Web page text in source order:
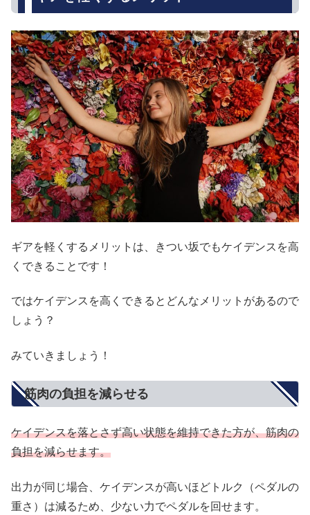
ギアを軽くするメリットは、きつい坂でもケイデンスを高
くできることです！
ではケイデンスを高くできるとどんなメリットがあるので
しょう？
みていきましょう！
筋肉の負担を減らせる
ケイデンスを落とさず高い状態を維持できた方が、筋肉の
負担を減らせます。
出力が同じ場合、ケイデンスが高いほどトルク（ペダルの
重さ）は減るため、少ない力でペダルを回せます。